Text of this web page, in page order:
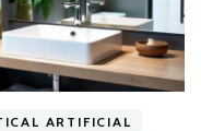
ARTIFICIAL